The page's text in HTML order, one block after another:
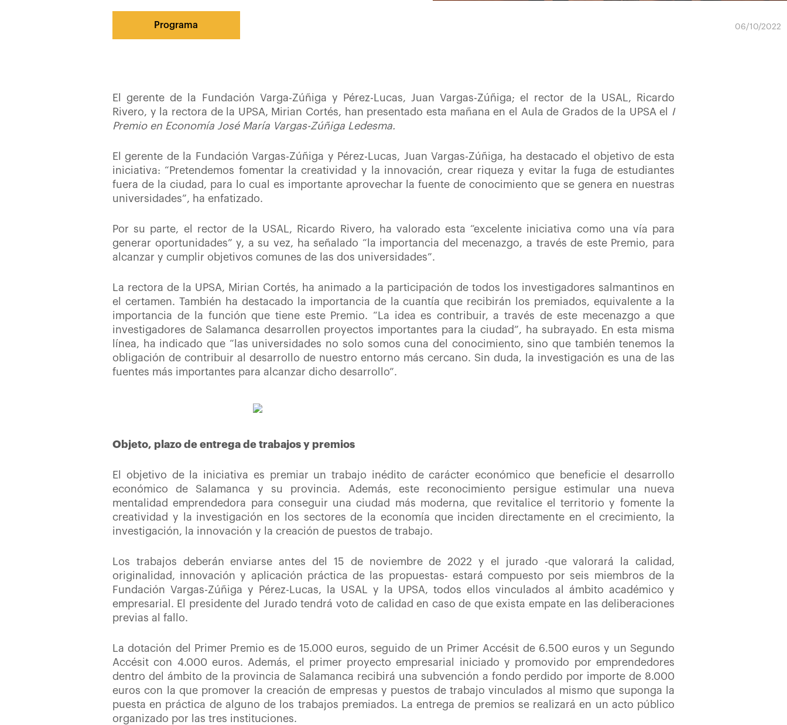
Programa 06/10/2022
El gerente de la Fundación Varga-Zúñiga y Pérez-Lucas, Juan Vargas-Zúñiga; el rector de la USAL, Ricardo
Rivero, y la rectora de la UPSA, Mirian Cortés, han presentado esta mañana en el Aula de Grados de la UPSA el
I
Premio en Economía José María Vargas-Zúñiga Ledesma.
El gerente de la Fundación Vargas-Zúñiga y Pérez-Lucas, Juan Vargas-Zúñiga, ha destacado el objetivo de esta
iniciativa: “Pretendemos fomentar la creatividad y la innovación, crear riqueza y evitar la fuga de estudiantes
fuera de la ciudad, para lo cual es importante aprovechar la fuente de conocimiento que se genera en nuestras
universidades”, ha enfatizado.
Por su parte, el rector de la USAL, Ricardo Rivero, ha valorado esta “excelente iniciativa como una vía para
generar oportunidades” y, a su vez, ha señalado “la importancia del mecenazgo, a través de este Premio, para
alcanzar y cumplir objetivos comunes de las dos universidades”.
La rectora de la UPSA, Mirian Cortés, ha animado a la participación de todos los investigadores salmantinos en
el certamen. También ha destacado la importancia de la cuantía que recibirán los premiados, equivalente a la
importancia de la función que tiene este Premio. “La idea es contribuir, a través de este mecenazgo a que
investigadores de Salamanca desarrollen proyectos importantes para la ciudad”, ha subrayado. En esta misma
línea, ha indicado que “las universidades no solo somos cuna del conocimiento, sino que también tenemos la
obligación de contribuir al desarrollo de nuestro entorno más cercano. Sin duda, la investigación es una de las
fuentes más importantes para alcanzar dicho desarrollo”.
Objeto, plazo de entrega de trabajos y premios
El objetivo de la iniciativa es premiar un trabajo inédito de carácter económico que beneficie el desarrollo
económico de Salamanca y su provincia. Además, este reconocimiento persigue estimular una nueva
mentalidad emprendedora para conseguir una ciudad más moderna, que revitalice el territorio y fomente la
creatividad y la investigación en los sectores de la economía que inciden directamente en el crecimiento, la
investigación, la innovación y la creación de puestos de trabajo.
Los trabajos deberán enviarse antes del 15 de noviembre de 2022 y el jurado -que valorará la calidad,
originalidad, innovación y aplicación práctica de las propuestas- estará compuesto por seis miembros de la
Fundación Vargas-Zúñiga y Pérez-Lucas, la USAL y la UPSA, todos ellos vinculados al ámbito académico y
empresarial. El presidente del Jurado tendrá voto de calidad en caso de que exista empate en las deliberaciones
previas al fallo.
La dotación del Primer Premio es de 15.000 euros, seguido de un Primer Accésit de 6.500 euros y un Segundo
Accésit con 4.000 euros. Además, el primer proyecto empresarial iniciado y promovido por emprendedores
dentro del ámbito de la provincia de Salamanca recibirá una subvención a fondo perdido por importe de 8.000
euros con la que promover la creación de empresas y puestos de trabajo vinculados al mismo que suponga la
puesta en práctica de alguno de los trabajos premiados. La entrega de premios se realizará en un acto público
organizado por las tres instituciones.